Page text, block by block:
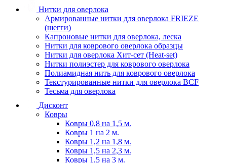
Нитки для оверлока
Армированные нитки для оверлока FRIEZE
(шегги)
Капроновые нитки для оверлока, леска
Нитки для коврового оверлока образцы
Нитки для оверлока Хит-сет (Heat-set)
Нитки полиэстер для коврового оверлока
Полиамидная нить для коврового оверлока
Текстурированные нитки для оверлока BCF
Тесьма для оверлока
Дисконт
Ковры
Ковры 0,8 на 1,5 м.
Ковры 1 на 2 м.
Ковры 1,2 на 1,8 м.
Ковры 1,5 на 2,3 м.
Ковры 1,5 на 3 м.